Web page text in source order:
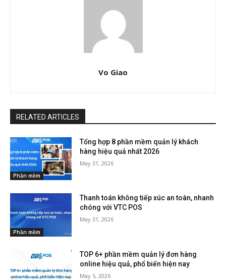
Vo Giao
RELATED ARTICLES
Phần mềm
Tổng hợp 8 phần mềm quản lý khách
hàng hiệu quả nhất 2026
May 31, 2026
Phần mềm
Thanh toán không tiếp xúc an toàn, nhanh
chóng với VTC POS
May 31, 2026
TOP 6+ phần mềm quản lý đơn hàng
online hiệu quả, phổ biến hiện nay
May 5, 2026